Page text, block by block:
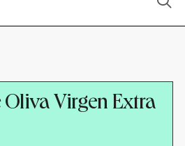
Virgen Extra